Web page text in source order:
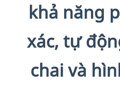
khả năng
xác, tự
chai và